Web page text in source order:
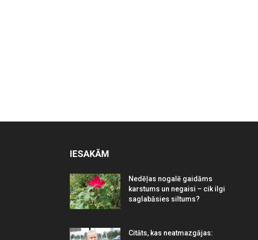
IESAKĀM
Nedēļas nogalē gaidāms
karstums un negaisi – cik ilgi
saglabāsies siltums?
Citāts, kas neatmazgājas: